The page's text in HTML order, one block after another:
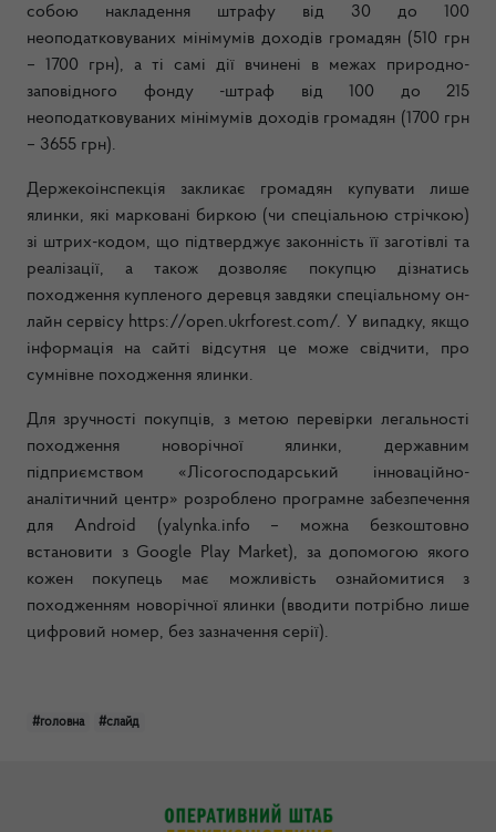
собою накладення штрафу від 30 до 100
неоподатковуваних мінімумів доходів громадян (510 грн
– 1700 грн), а ті самі дії вчинені в межах природно-
заповідного фонду -штраф від 100 до 215
неоподатковуваних мінімумів доходів громадян (1700 грн
– 3655 грн).
Держекоінспекція закликає громадян купувати лише
ялинки, які марковані биркою (чи спеціальною стрічкою)
зі штрих-кодом, що підтверджує законність її заготівлі та
реалізації, а також дозволяє покупцю дізнатись
походження купленого деревця завдяки спеціальному он-
лайн сервісу https://open.ukrforest.com/. У випадку, якщо
інформація на сайті відсутня це може свідчити, про
сумнівне походження ялинки.
Для зручності покупців, з метою перевірки легальності
походження новорічної ялинки, державним
підприємством «Лісогосподарський інноваційно-
аналітичний центр» розроблено програмне забезпечення
для Android (yalynka.info – можна безкоштовно
встановити з Google Play Market), за допомогою якого
кожен покупець має можливість ознайомитися з
походженням новорічної ялинки (вводити потрібно лише
цифровий номер, без зазначення серії).
#головна #слайд